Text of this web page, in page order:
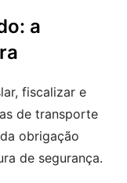
a
fiscalizar e
de transporte
obrigação
de segurança.